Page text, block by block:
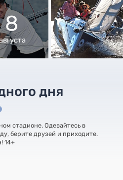
8
дня
стадионе. Одевайтесь в
берите друзей и приходите.
14+